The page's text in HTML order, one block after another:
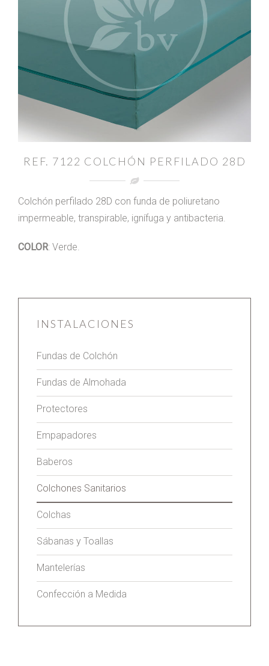
REF. 7122 COLCHÓN PERFILADO 28D
Colchón perfilado 28D con funda de poliuretano
impermeable, transpirable, ignífuga y antibacteria.
COLOR: Verde.
INSTALACIONES
Fundas de Colchón
Fundas de Almohada
Protectores
Empapadores
Baberos
Colchones Sanitarios
Colchas
Sábanas y Toallas
Mantelerías
Confección a Medida